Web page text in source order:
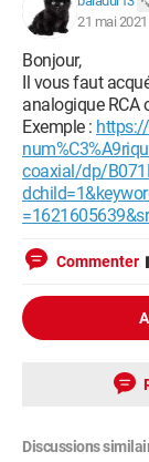
21 mai
Bonjour,
Il vous faut
analogique RCA
Exemple :
coaxial/dp/
Commenter
Discussions